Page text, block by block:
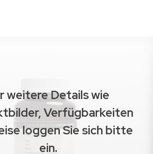
weitere Details wie
Verfügbarkeiten
loggen Sie sich bitte
ein.